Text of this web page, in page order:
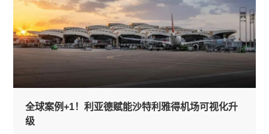
全球案例+1！利亚德赋能沙特利雅得机场可视化升
级